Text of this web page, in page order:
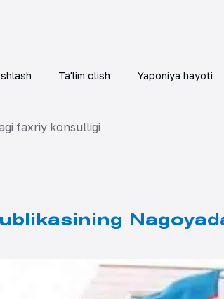
Ta'lim olish Yaponiya hayoti
faxriy konsulligi